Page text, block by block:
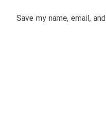
Save my name, email,